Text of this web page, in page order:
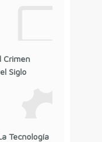
Crimen
Siglo
Tecnología